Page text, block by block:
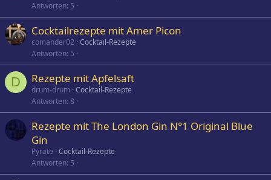
Antworten 5
Cocktailrezepte mit Amer Picon
comander02 Cocktail-Rezepte
Antworten 5
D Rezepte mit Apfelsaft
drum-drum Cocktail-Rezepte
Antworten 8
Rezepte mit The London Gin N°1 Original Blue
Gin
Pyrate Cocktail-Rezepte
Antworten 5